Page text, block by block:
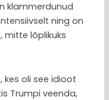
klammerdunud
ning on
mitte lõplikuks
oli see idioot
Trumpi veenda,